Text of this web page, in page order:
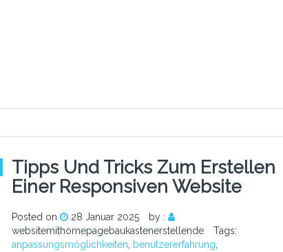
Tipps Und Tricks Zum Erstellen
Einer Responsiven Website
Posted on 28 Januar 2025
by :
websitemithomepagebaukastenerstellende
Tags:
anpassungsmöglichkeiten
benutzererfahrung